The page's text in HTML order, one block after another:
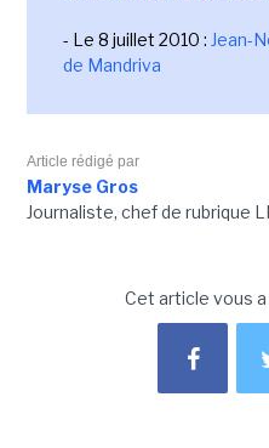
- Le 8 juillet 2010 : Jean-
de Mandriva
Article rédigé par
Maryse Gros
Journaliste, chef de rubrique
Cet article vous a